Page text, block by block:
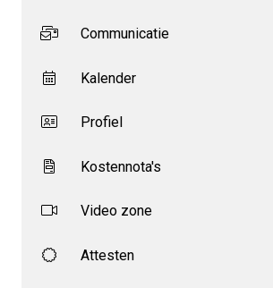
Communicatie
Kalender
Profiel
Kostennota's
Video zone
Attesten